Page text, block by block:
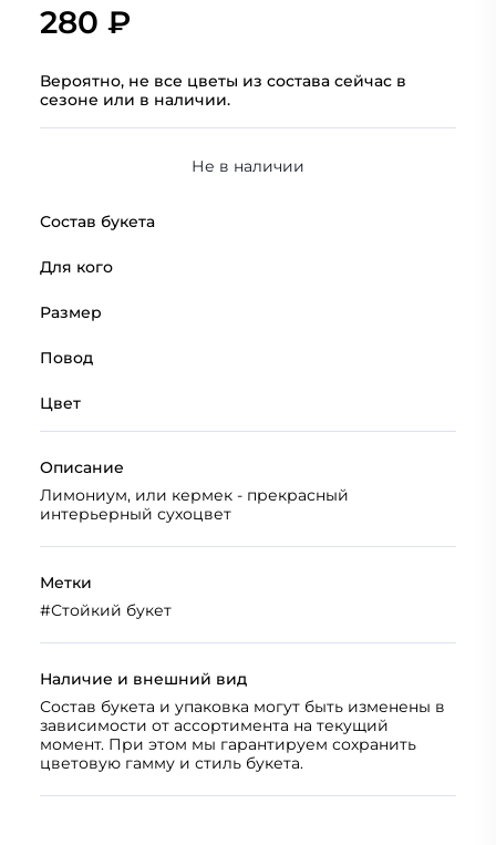
280 ₽
Вероятно, не все цветы из состава сейчас в
сезоне или в наличии.
Не в наличии
Состав букета
Для кого
Размер
Повод
Цвет
Описание
Лимониум, или кермек - прекрасный
интерьерный сухоцвет
Метки
#Стойкий букет
Наличие и внешний вид
Состав букета и упаковка могут быть изменены в
зависимости от ассортимента на текущий
момент. При этом мы гарантируем сохранить
цветовую гамму и стиль букета.